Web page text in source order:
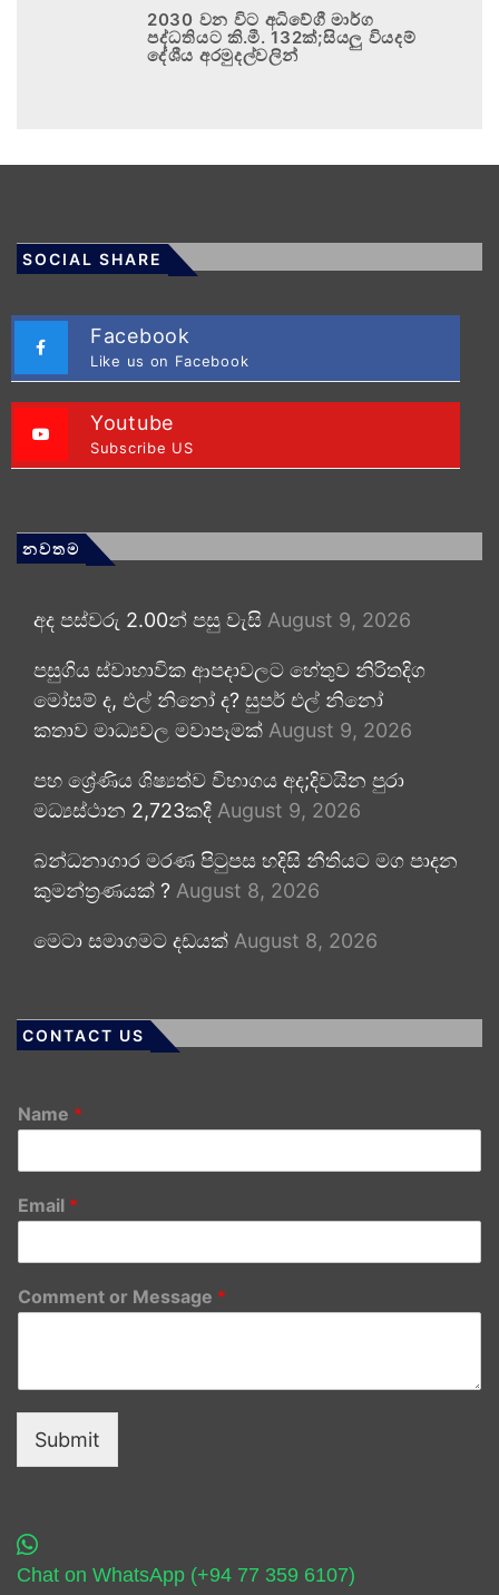
2030 වන විට අධිවේගී මාර්ග
පද්ධතියට කි.මී. 132ක්;සියලු වියදම්
දේශීය අරමුදල්වලින්
SOCIAL SHARE
Facebook
Like us on Facebook
Youtube
Subscribe US
නවතම
අද පස්වරු 2.00න් පසු වැසි August 9, 2026
පසුගිය ස්වාභාවික ආපදාවලට හේතුව නිරිතදිග
මෝසම් ද, එල් නිනෝ ද? සුපර් එල් නිනෝ
කතාව මාධ්‍යවල මවාපෑමක් August 9, 2026
පහ ශ්‍රේණිය ශිෂ්‍යත්ව විභාගය අද;දිවයින පුරා
මධ්‍යස්ථාන 2,723කදී August 9, 2026
බන්ධනාගාර මරණ පිටුපස හදිසි නීතියට මග පාදන
කුමන්ත්‍රණයක් ? August 8, 2026
මෙටා සමාගමට දඩයක් August 8, 2026
CONTACT US
Name *
Email *
Comment or Message *
Submit
Chat on WhatsApp (+94 77 359 6107)